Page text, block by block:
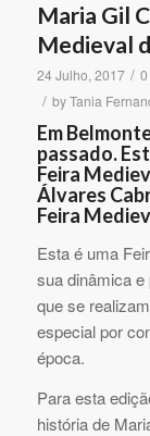
Maria Gil
Medieval
24 Julho, 2017 /
/ byTania
Em
passado.
Feira
Álvares
Feira
Esta é uma
sua dinâmica e
que se
especial por
época.
Para esta
história de